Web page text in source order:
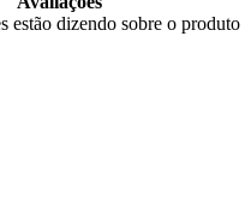
estão dizendo sobre o produto